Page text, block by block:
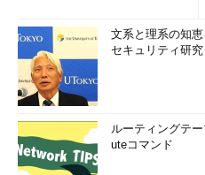
文系と理系の知
セキュリティ研
ルーティングテ
uteコマンド